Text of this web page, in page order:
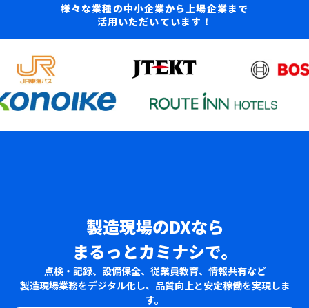
様々な業種の中小企業から上場企業まで
活用いただいています！
製造現場のDXなら
まるっとカミナシで。
点検・記録、設備保全、従業員教育、情報共有など
製造現場業務をデジタル化し、品質向上と安定稼働を実現しま
す。